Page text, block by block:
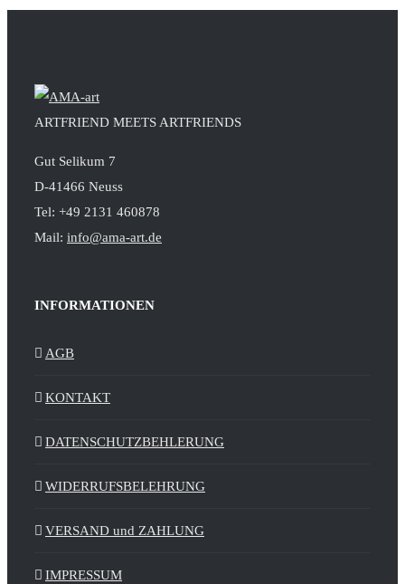
ARTFRIEND MEETS ARTFRIENDS
Gut Selikum 7
D-41466 Neuss
Tel: +49 2131 460878
Mail: info@ama-art.de
INFORMATIONEN
AGB
KONTAKT
DATENSCHUTZBEHLERUNG
WIDERRUFSBELEHRUNG
VERSAND und ZAHLUNG
IMPRESSUM